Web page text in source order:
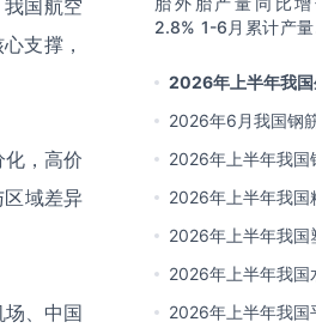
国航空
支撑，
，高价
域差异
、中国
2.8% 1-6月累计产量
2026年上半年我
比下降2.8% 其中
2026年6月我国钢
计产量同比下降
2026年上半年我国
比下降0.9% 其中
2026年上半年我国
河北产量占比
2026年上半年我
其中江苏、浙江产
2026年上半年我
比下降8% 其中广
2026年上半年我